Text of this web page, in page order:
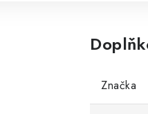
Značka